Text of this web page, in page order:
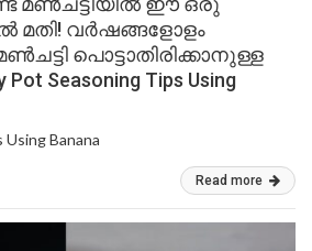
വർഷങ്ങളോളം
പൊട്ടാതിരിക്കാനുള്ള
Seasoning Tips Using
Banana
Read more